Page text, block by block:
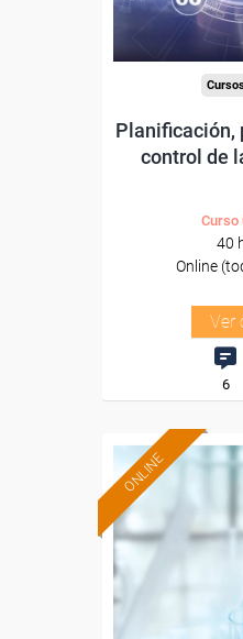
Planificación,
control de
Curso
40
Online
Ver
6
ONLINE
Para
trabajadores y